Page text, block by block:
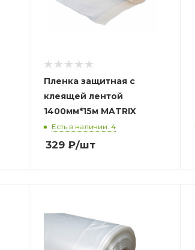
Пленка защитная с
клеящей лентой
1400мм*15м MATRIX
Есть в наличии: 4
329 ₽/шт